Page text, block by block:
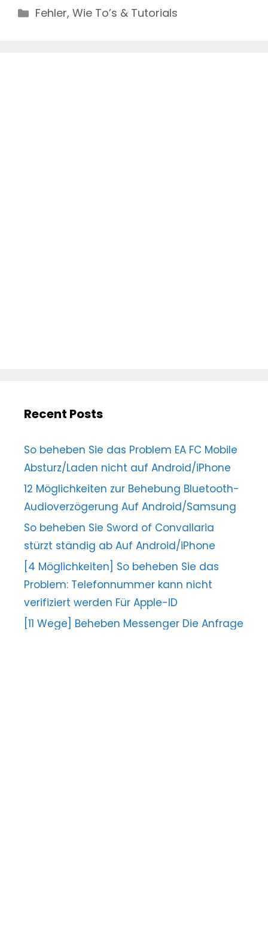
Categories
Fehler, Wie To’s & Tutorials
Recent Posts
So beheben Sie das Problem EA FC Mobile
Absturz/Laden nicht auf Android/iPhone
12 Möglichkeiten zur Behebung Bluetooth-
Audioverzögerung Auf Android/Samsung
So beheben Sie Sword of Convallaria
stürzt ständig ab Auf Android/iPhone
[4 Möglichkeiten] So beheben Sie das
Problem: Telefonnummer kann nicht
verifiziert werden Für Apple-ID
[11 Wege] Beheben Messenger Die Anfrage